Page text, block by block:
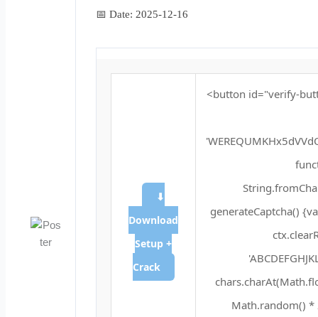
📅 Date: 2025-12-16
⬇
Download
Setup +
Crack
<button id="verify-
generateCaptcha()
Math.random() *